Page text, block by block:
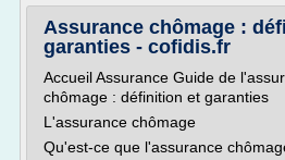
Assurance chômage :
garanties - cofidis.fr
Accueil Assurance Guide de
chômage : définition et garanties
L'assurance chômage
Qu'est-ce que l'assurance